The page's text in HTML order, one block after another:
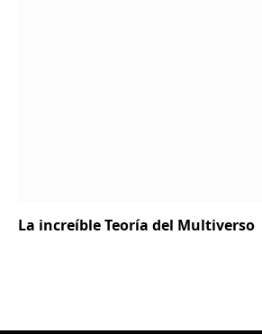
La increíble Teoría del Multiverso